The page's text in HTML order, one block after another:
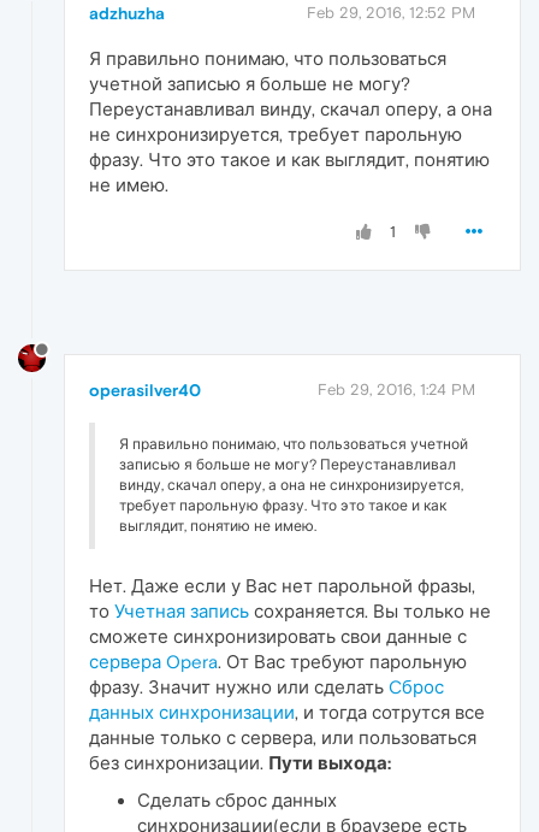
adzhuzha Feb 29, 2016, 12:52 PM
Я правильно понимаю, что пользоваться
учетной записью я больше не могу?
Переустанавливал винду, скачал оперу, а она
не синхронизируется, требует парольную
фразу. Что это такое и как выглядит, понятию
не имею.
1
operasilver40 Feb 29, 2016, 1:24 PM
Я правильно понимаю, что пользоваться учетной
записью я больше не могу? Переустанавливал
винду, скачал оперу, а она не синхронизируется,
требует парольную фразу. Что это такое и как
выглядит, понятию не имею.
Нет. Даже если у Вас нет парольной фразы,
то Учетная запись сохраняется. Вы только не
сможете синхронизировать свои данные с
сервера Opera. От Вас требуют парольную
фразу. Значит нужно или сделать Cброс
данных синхронизации, и тогда сотрутся все
данные только с сервера, или пользоваться
без синхронизации. Пути выхода:
Сделать cброс данных
синхронизации(если в браузере есть